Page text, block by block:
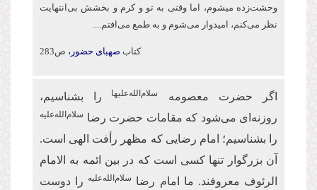
وحشت‌زده می‏شوم، اما وقتی به تو و كرم و بخشش بی‌انتهایت
نظر می‌کنم، امیدوار ‏می‌شوم و به طمع می‌افتم....
کتاب صهبای حضور، ص283
اگر حضرت معصومه سلام‌الله‌علیها را بشناسیم،
روزنه‌ای می‌شود که مقامات حضرت رضا سلام‌الله‌علیه
را بشناسیم؛ امام رضایی که مظهر رأفت الهی است.
آن بزرگوار تنها کسی است که در بین ائمه به الامام
الرئوف معروفند. ما امام رضا سلام‌الله‌علیه را دوست